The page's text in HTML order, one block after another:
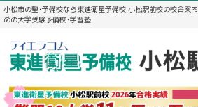
小松市の塾･予備校なら東進衛星予備校 小松駅前校の校舎案
めの大学受験予備校･学習塾